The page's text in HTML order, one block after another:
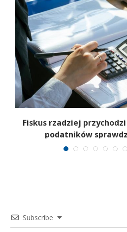
Fiskus rzadziej
podatników
Subscribe